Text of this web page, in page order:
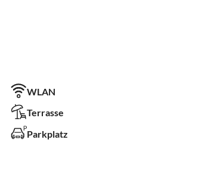
WLAN
Terrasse
Parkplatz